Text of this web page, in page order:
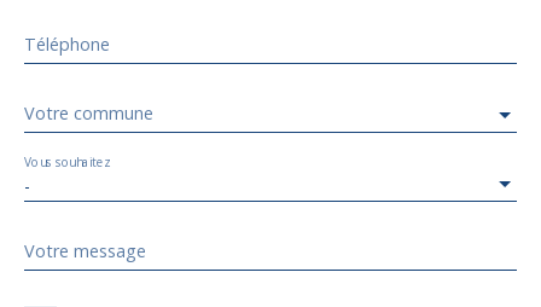
Téléphone
Votre commune
-
Vous souhaitez
Votre message